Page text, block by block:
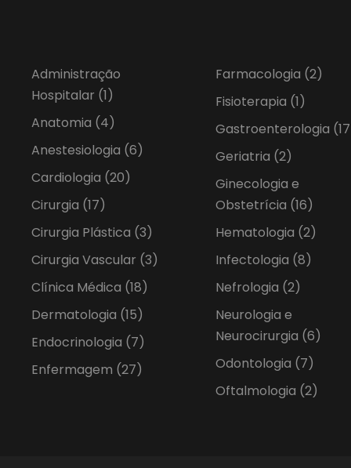
Administração
Hospitalar (1)
Anatomia (4)
Anestesiologia (6)
Cardiologia (20)
Cirurgia (17)
Cirurgia Plástica (3)
Cirurgia Vascular (3)
Clínica Médica (18)
Dermatologia (15)
Endocrinologia (7)
Enfermagem (27)
Farmacologia (2)
Fisioterapia (1)
Gastroenterologia
Geriatria (2)
Ginecologia e
Obstetrícia (16)
Hematologia (2)
Infectologia (8)
Nefrologia (2)
Neurologia e
Neurocirurgia (6)
Odontologia (7)
Oftalmologia (2)